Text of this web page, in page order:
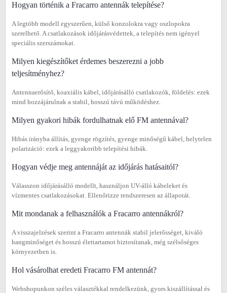
Hogyan történik a Fracarro antennák telepítése?
A legtöbb modell egyszerűen, külső konzolokra vagy oszlopokra
szerelhető. A csatlakozások időjárásvédettek, a telepítés nem igényel
speciális szerszámokat.
Milyen kiegészítőket érdemes beszerezni a jobb
teljesítményhez?
Antennaerősítő, koaxiális kábel, időjárásálló csatlakozók, földelés: ezek
mind hozzájárulnak a stabil, hosszú távú működéshez.
Milyen gyakori hibák fordulhatnak elő FM antennával?
Hibás irányba állítás, gyenge rögzítés, gyenge minőségű kábel, helytelen
polarizáció: ezek a leggyakoribb telepítési hibák.
Hogyan védje meg antennáját az időjárás hatásaitól?
Válasszon időjárásálló modellt, használjon UV-álló kábeleket és
vízmentes csatlakozásokat. Ellenőrizze rendszeresen az állapotát.
Mit mondanak a felhasználók a Fracarro antennákról?
A visszajelzések szerint a Fracarro antennák stabil jelerősséget, kiváló
hangminőséget és hosszú élettartamot biztosítanak, még szélsőséges
környezetben is.
Hol vásárolhat eredeti Fracarro FM antennát?
Webshopunkon széles választékkal rendelkezünk, gyors kiszállítással és